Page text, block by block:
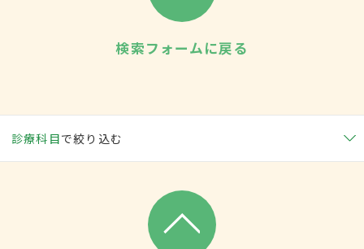
検索フォームに戻る
診療科目で絞り込む